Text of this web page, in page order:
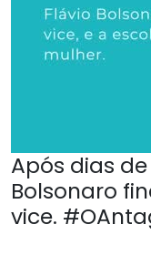
Após dias
Bolsonaro
vice.